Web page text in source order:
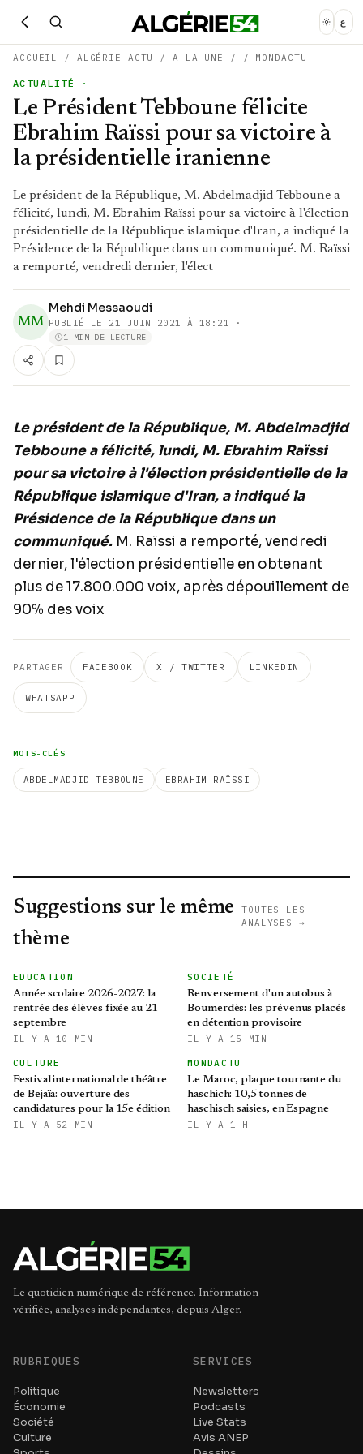
ع
ACCUEIL / ALGÉRIE ACTU /A LA UNE / / MONDACTU
ACTUALITÉ ·
Le Président Tebboune félicite
Ebrahim Raïssi pour sa victoire à
la présidentielle iranienne
Le président de la République, M. Abdelmadjid Tebboune a
félicité, lundi, M. Ebrahim Raïssi pour sa victoire à l'élection
présidentielle de la République islamique d'Iran, a indiqué la
Présidence de la République dans un communiqué. M. Raïssi
a remporté, vendredi dernier, l'élect
MM
Mehdi Messaoudi
PUBLIÉ LE 21 JUIN 2021 À 18:21 ·
1 MIN DE LECTURE
Le président de la République, M. Abdelmadjid
Tebboune a félicité, lundi, M. Ebrahim Raïssi
pour sa victoire à l'élection présidentielle de la
République islamique d'Iran, a indiqué la
Présidence de la République dans un
communiqué. M. Raïssi a remporté, vendredi
dernier, l'élection présidentielle en obtenant
plus de 17.800.000 voix, après dépouillement de
90% des voix
PARTAGER FACEBOOK X / TWITTER LINKEDIN
WHATSAPP
MOTS-CLÉS
ABDELMADJID TEBBOUNE EBRAHIM RAÏSSI
Suggestions sur le même
thème
TOUTES LES
ANALYSES →
EDUCATION
Année scolaire 2026-2027: la
rentrée des élèves fixée au 21
septembre
IL Y A 10 MIN
SOCIETÉ
Renversement d'un autobus à
Boumerdès: les prévenus placés
en détention provisoire
IL Y A 15 MIN
CULTURE
Festival international de théâtre
de Bejaïa: ouverture des
candidatures pour la 15e édition
IL Y A 52 MIN
MONDACTU
Le Maroc, plaque tournante du
haschich: 10,5 tonnes de
haschisch saisies, en Espagne
IL Y A 1 H
Le quotidien numérique de référence. Information
vérifiée, analyses indépendantes, depuis Alger.
RUBRIQUES
Politique
Économie
Société
Culture
SERVICES
Newsletters
Podcasts
Live Stats
Avis ANEP